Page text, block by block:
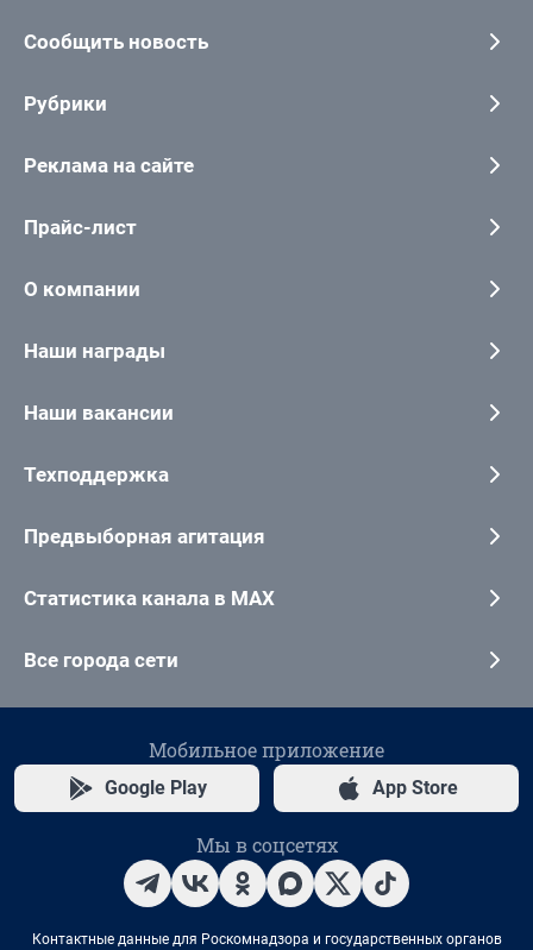
Сообщить новость
Рубрики
Реклама на сайте
Прайс-лист
О компании
Наши награды
Наши вакансии
Техподдержка
Предвыборная агитация
Статистика канала в MAX
Все города сети
Мобильное приложение
Google Play App Store
Мы в соцсетях
Контактные данные для Роскомнадзора и государственных органов